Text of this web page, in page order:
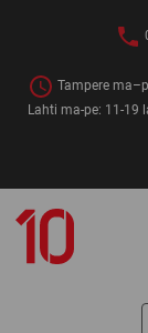
Tampere
Lahti ma-pe: 11-19
10